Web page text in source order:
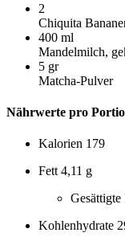
2
Chiquita
400 ml
Mandelmilch,
5 gr
Matcha-Pulver
Nährwerte pro
Kalorien 179
Fett 4,11 g
Gesättigte
Kohlenhydrate